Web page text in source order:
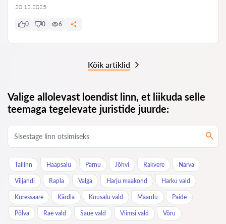
20.12.2025
0 0 6
Kõik artiklid
Valige allolevast loendist linn, et liikuda selle
teemaga tegelevate juristide juurde:
Tallinn Haapsalu Pärnu Jõhvi Rakvere Narva
Viljandi Rapla Valga Harju maakond Harku vald
Kuressaare Kärdla Kuusalu vald Maardu Paide
Põlva Rae vald Saue vald Viimsi vald Võru